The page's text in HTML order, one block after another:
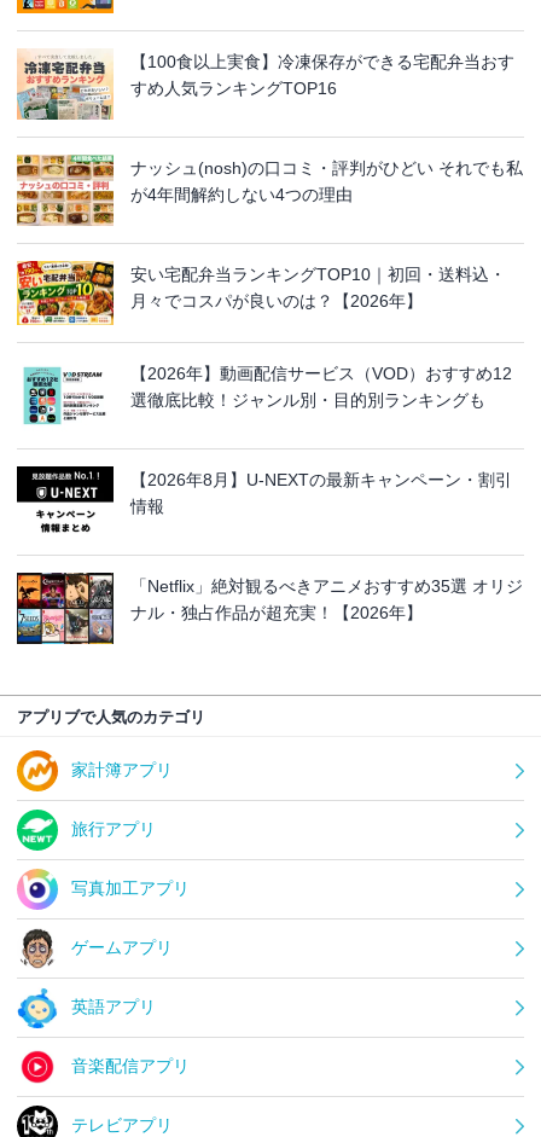
【100食以上実食】冷凍保存ができる宅配弁当おす
すめ人気ランキングTOP16
ナッシュ(nosh)の口コミ・評判がひどい それでも私
が4年間解約しない4つの理由
安い宅配弁当ランキングTOP10｜初回・送料込・
月々でコスパが良いのは？【2026年】
【2026年】動画配信サービス（VOD）おすすめ12
選徹底比較！ジャンル別・目的別ランキングも
【2026年8月】U-NEXTの最新キャンペーン・割引
情報
「Netflix」絶対観るべきアニメおすすめ35選 オリジ
ナル・独占作品が超充実！【2026年】
アプリブで人気のカテゴリ
家計簿アプリ
旅行アプリ
写真加工アプリ
ゲームアプリ
英語アプリ
音楽配信アプリ
テレビアプリ